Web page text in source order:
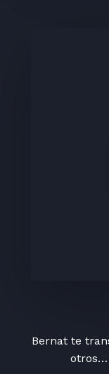
Bernat te
otros…